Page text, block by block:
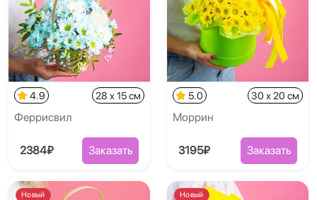
4.9 28 x 15 см
Феррисвил
2384₽ Заказать
5.0 30 x 20 см
Моррин
3195₽ Заказать
Новый Новый